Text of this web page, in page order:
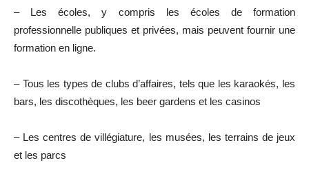
– Les écoles, y compris les écoles de formation
professionnelle publiques et privées, mais peuvent fournir une
formation en ligne.
– Tous les types de clubs d’affaires, tels que les karaokés, les
bars, les discothèques, les beer gardens et les casinos
– Les centres de villégiature, les musées, les terrains de jeux
et les parcs